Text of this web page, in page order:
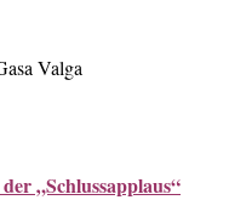
Valga
„Schlussapplaus“